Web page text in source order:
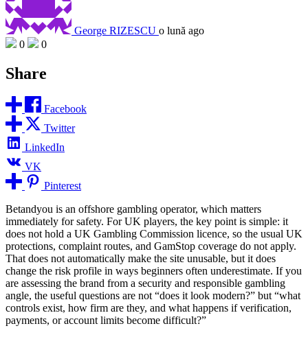
George RIZESCU o lună ago
0
0
Share
Facebook
Twitter
LinkedIn
VK
Pinterest
Betandyou is an offshore gambling operator, which matters
immediately for safety. For UK players, the key point is simple: it
does not hold a UK Gambling Commission licence, so the usual UK
protections, complaint routes, and GamStop coverage do not apply.
That does not automatically make the site unusable, but it does
change the risk profile in ways beginners often underestimate. If you
are assessing the brand from a security and responsible gambling
angle, the useful questions are not “does it look modern?” but “what
controls exist, how firm are they, and what happens if verification,
payments, or account limits become difficult?”